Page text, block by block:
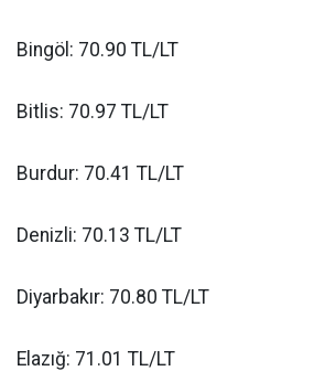
Bingöl: 70.90 TL/LT
Bitlis: 70.97 TL/LT
Burdur: 70.41 TL/LT
Denizli: 70.13 TL/LT
Diyarbakır: 70.80 TL/LT
Elazığ: 71.01 TL/LT